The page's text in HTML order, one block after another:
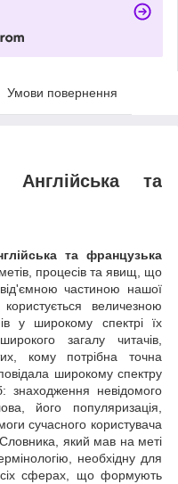
Умови повернення
Англійська та
та французька
процесів та явищ, що
частиною нашої
величезною
у широкому спектрі їх
загалу читачів,
кому потрібна точна
широкому спектру
знаходження невідомого
його популяризація,
сучасного користувача
який мав на меті
необхідну для
сферах, що формують